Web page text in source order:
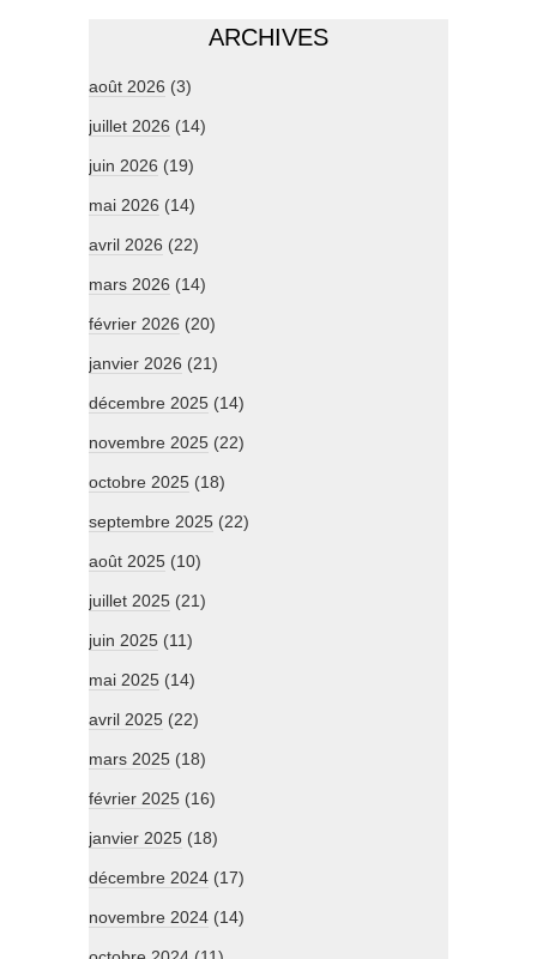
ARCHIVES
août 2026 (3)
juillet 2026 (14)
juin 2026 (19)
mai 2026 (14)
avril 2026 (22)
mars 2026 (14)
février 2026 (20)
janvier 2026 (21)
décembre 2025 (14)
novembre 2025 (22)
octobre 2025 (18)
septembre 2025 (22)
août 2025 (10)
juillet 2025 (21)
juin 2025 (11)
mai 2025 (14)
avril 2025 (22)
mars 2025 (18)
février 2025 (16)
janvier 2025 (18)
décembre 2024 (17)
novembre 2024 (14)